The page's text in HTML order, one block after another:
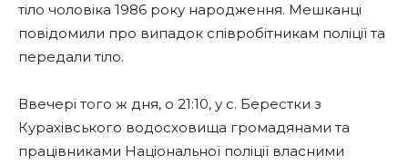
тіло чоловіка 1986 року народження. Мешканці
повідомили про випадок співробітникам поліції та
передали тіло.
Ввечері того ж дня, о 21:10, у с. Берестки з
Курахівського водосховища громадянами та
працівниками Національної поліції власними